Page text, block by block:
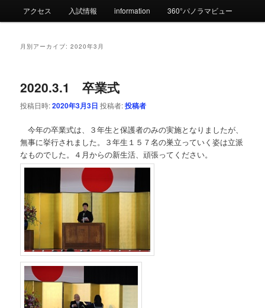
ン
ン
へ
動
テ
ツ
移
アクセス 入試情報 information 360°パノラマビュー
月別アーカイブ:2020年3月
2020.3.1 卒業式
投稿日時:2020年3月3日 投稿者:投稿者
今年の卒業式は、３年生と保護者のみの実施となりましたが、
無事に挙行されました。３年生１５７名の巣立っていく姿は立派
なものでした。４月からの新生活、頑張ってください。